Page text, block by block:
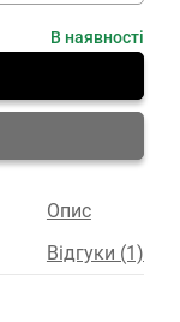
В наявності
Опис
Відгуки (1)